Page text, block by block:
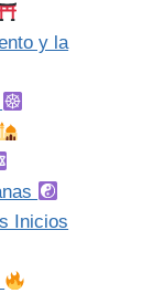
y la
Inicios